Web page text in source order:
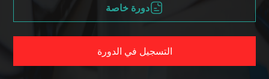
دورة خاصة
التسجيل في الدورة